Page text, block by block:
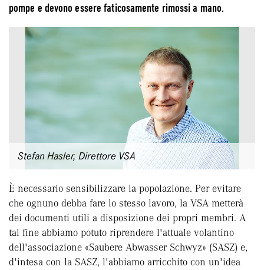
pompe e devono essere faticosamente rimossi a mano.
Stefan Hasler, Direttore VSA
È necessario sensibilizzare la popolazione. Per evitare
che ognuno debba fare lo stesso lavoro, la VSA metterà
dei documenti utili a disposizione dei propri membri. A
tal fine abbiamo potuto riprendere l'attuale volantino
dell'associazione «Saubere Abwasser Schwyz» (SASZ) e,
d'intesa con la SASZ, l'abbiamo arricchito con un'idea